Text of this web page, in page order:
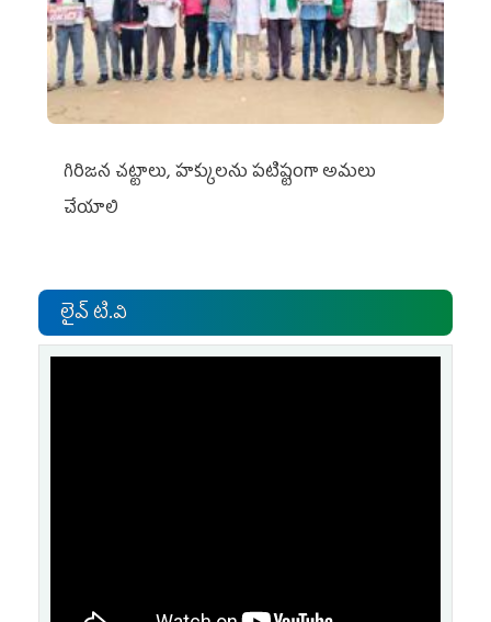
గిరిజన చట్టాలు, హక్కులను పటిష్టంగా అమలు
చేయాలి
లైవ్ టి.వి